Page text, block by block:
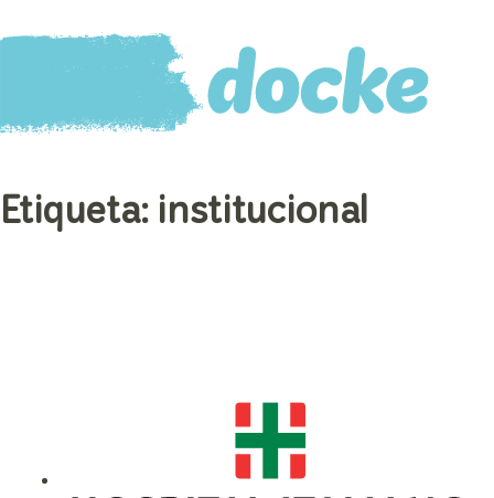
Etiqueta: institucional